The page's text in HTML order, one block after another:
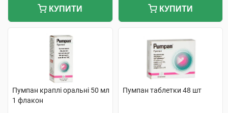
КУПИТИ КУПИТИ
Пумпан краплі оральні 50 мл
1 флакон
Пумпан таблетки 48 шт